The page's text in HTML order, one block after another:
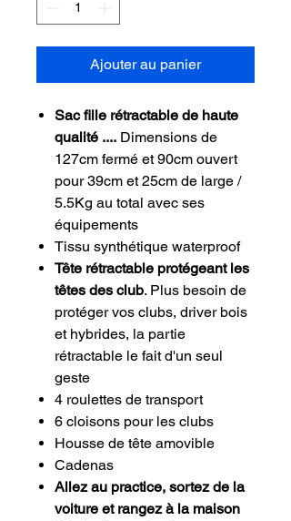
Ajouter au panier
Sac fille rétractable de haute
qualité .... Dimensions de
127cm fermé et 90cm ouvert
pour 39cm et 25cm de large /
5.5Kg au total avec ses
équipements
Tissu synthétique waterproof
Tête rétractable protégeant les
têtes des club. Plus besoin de
protéger vos clubs, driver bois
et hybrides, la partie
rétractable le fait d'un seul
geste
4 roulettes de transport
6 cloisons pour les clubs
Housse de tête amovible
Cadenas
Allez au practice, sortez de la
voiture et rangez à la maison